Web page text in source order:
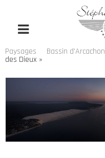
Paysages Bassin d'Arcachon
des Dieux »